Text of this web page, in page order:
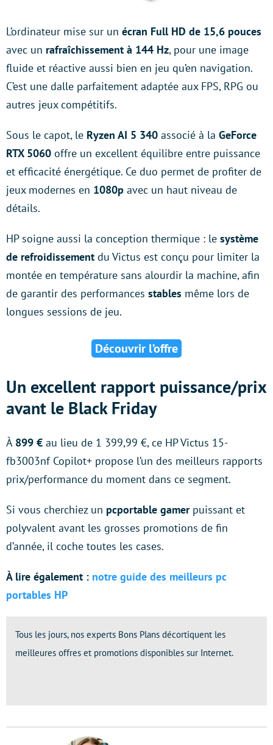
L’ordinateur mise sur un écran Full HD de 15,6 pouces
avec un rafraîchissement à 144 Hz, pour une image
fluide et réactive aussi bien en jeu qu’en navigation.
C’est une dalle parfaitement adaptée aux FPS, RPG ou
autres jeux compétitifs.
Sous le capot, le Ryzen AI 5 340 associé à la GeForce
RTX 5060 offre un excellent équilibre entre puissance
et efficacité énergétique. Ce duo permet de profiter de
jeux modernes en 1080p avec un haut niveau de
détails.
HP soigne aussi la conception thermique : le système
de refroidissement du Victus est conçu pour limiter la
montée en température sans alourdir la machine, afin
de garantir des performances stables même lors de
longues sessions de jeu.
Découvrir l’offre
Un excellent rapport puissance/prix
avant le Black Friday
À 899 € au lieu de 1 399,99 €, ce HP Victus 15-
fb3003nf Copilot+ propose l’un des meilleurs rapports
prix/performance du moment dans ce segment.
Si vous cherchiez un pcportable gamerpuissant et
polyvalent avant les grosses promotions de fin
d’année, il coche toutes les cases.
À lire également : notre guide des meilleurs pc
portables HP
Tous les jours, nos experts Bons Plans décortiquent les
meilleures offres et promotions disponibles sur Internet.